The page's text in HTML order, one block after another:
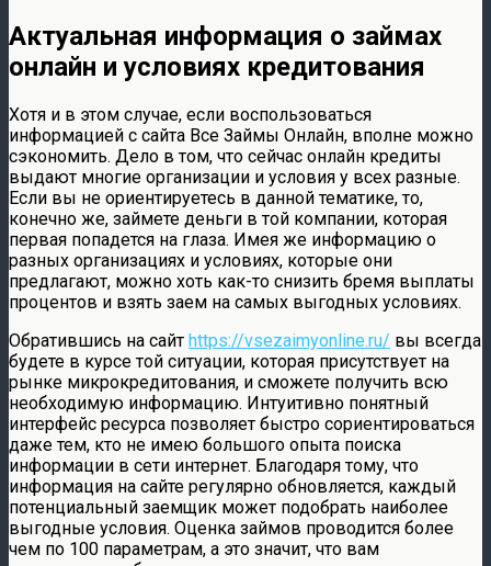
Актуальная информация о займах
онлайн и условиях кредитования
Хотя и в этом случае, если воспользоваться
информацией с сайта Все Займы Онлайн, вполне можно
сэкономить. Дело в том, что сейчас онлайн кредиты
выдают многие организации и условия у всех разные.
Если вы не ориентируетесь в данной тематике, то,
конечно же, займете деньги в той компании, которая
первая попадется на глаза. Имея же информацию о
разных организациях и условиях, которые они
предлагают, можно хоть как-то снизить бремя выплаты
процентов и взять заем на самых выгодных условиях.
Обратившись на сайт https://vsezaimyonline.ru/ вы всегда
будете в курсе той ситуации, которая присутствует на
рынке микрокредитования, и сможете получить всю
необходимую информацию. Интуитивно понятный
интерфейс ресурса позволяет быстро сориентироваться
даже тем, кто не имею большого опыта поиска
информации в сети интернет. Благодаря тому, что
информация на сайте регулярно обновляется, каждый
потенциальный заемщик может подобрать наиболее
выгодные условия. Оценка займов проводится более
чем по 100 параметрам, а это значит, что вам